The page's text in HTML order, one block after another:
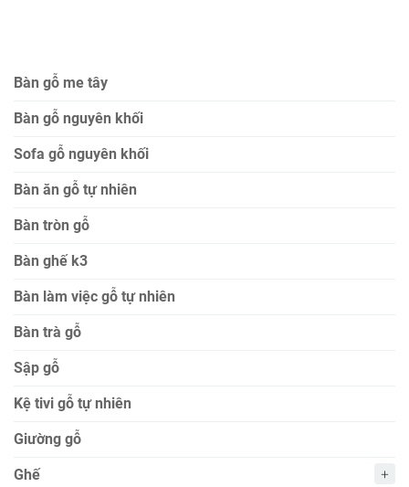
Bàn gỗ me tây
Bàn gỗ nguyên khối
Sofa gỗ nguyên khối
Bàn ăn gỗ tự nhiên
Bàn tròn gỗ
Bàn ghế k3
Bàn làm việc gỗ tự nhiên
Bàn trà gỗ
Sập gỗ
Kệ tivi gỗ tự nhiên
Giường gỗ
Ghế